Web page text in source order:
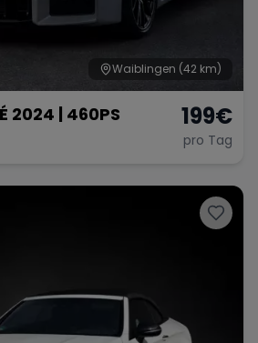
Waiblingen (42 km)
2024 | 460PS 199€
pro Tag